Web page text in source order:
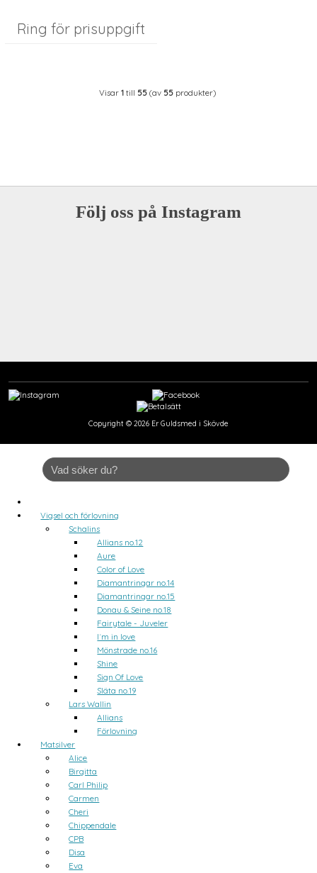
Ring för prisuppgift
Visar 1till 55(av 55produkter)
Följ oss på Instagram
Copyright © 2026 Er Guldsmed i Skövde
Vigsel och förlovning
Schalins
Allians no.12
Aure
Color of Love
Diamantringar no.14
Diamantringar no.15
Donau & Seine no.18
Fairytale - Juveler
I´m in love
Mönstrade no.16
Shine
Sign Of Love
Släta no.19
Lars Wallin
Allians
Förlovning
Matsilver
Alice
Birgitta
Carl Philip
Carmen
Cheri
Chippendale
CPB
Disa
Eva